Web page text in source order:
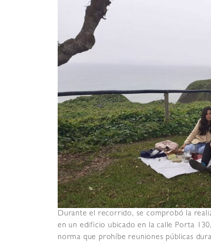
Durante el recorrido, se comprobó la
en un edificio ubicado en la calle Porta
norma que prohíbe reuniones públicas